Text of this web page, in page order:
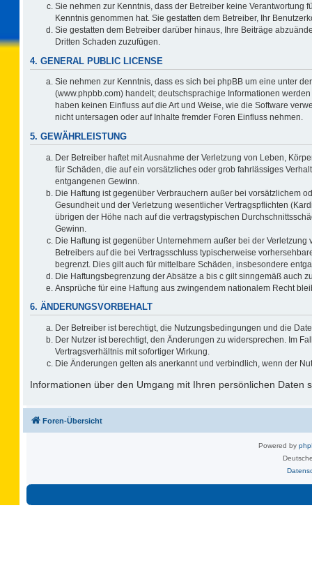
Sie nehmen zur Kenntnis, dass der Betreiber keine Verantwortung
Kenntnis genommen hat. Sie gestatten dem Betreiber, Ihr
Sie gestatten dem Betreiber darüber hinaus, Ihre Beiträge
Dritten Schaden zuzufügen.
4. GENERAL PUBLIC LICENSE
Sie nehmen zur Kenntnis, dass es sich bei phpBB um eine unter der
(www.phpbb.com) handelt; deutschsprachige Informationen
haben keinen Einfluss auf die Art und Weise, wie die Software
nicht untersagen oder auf Inhalte fremder Foren Einfluss nehmen.
5. GEWÄHRLEISTUNG
Der Betreiber haftet mit Ausnahme der Verletzung von Leben,
für Schäden, die auf ein vorsätzliches oder grob fahrlässiges
entgangenen Gewinn.
Die Haftung ist gegenüber Verbrauchern außer bei vorsätzlichem
Gesundheit und der Verletzung wesentlicher Vertragspflichten
übrigen der Höhe nach auf die vertragstypischen
Gewinn.
Die Haftung ist gegenüber Unternehmern außer bei der
Betreibers auf die bei Vertragsschluss typischerweise
begrenzt. Dies gilt auch für mittelbare Schäden, insbesondere
Die Haftungsbegrenzung der Absätze a bis c gilt sinngemäß auch
Ansprüche für eine Haftung aus zwingendem nationalem Recht
6. ÄNDERUNGSVORBEHALT
Der Betreiber ist berechtigt, die Nutzungsbedingungen und die
Der Nutzer ist berechtigt, den Änderungen zu widersprechen. Im
Vertragsverhältnis mit sofortiger Wirkung.
Die Änderungen gelten als anerkannt und verbindlich, wenn der
Informationen über den Umgang mit Ihren persönlichen Daten
Foren-Übersicht
Powered by